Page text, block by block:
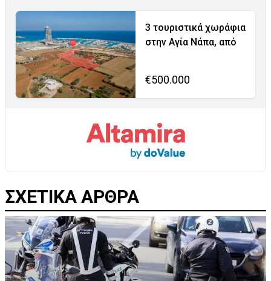
3 τουριστικά χωράφια
στην Αγία Νάπα, από
€500.000
ΣΧΕΤΙΚΑ ΑΡΘΡΑ